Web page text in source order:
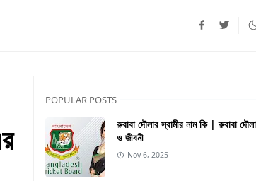
POPULAR POSTS
রুবাবা দৌলার স্বামীর নাম কি | রুবাবা
ও জীবনী
Nov 6, 2025